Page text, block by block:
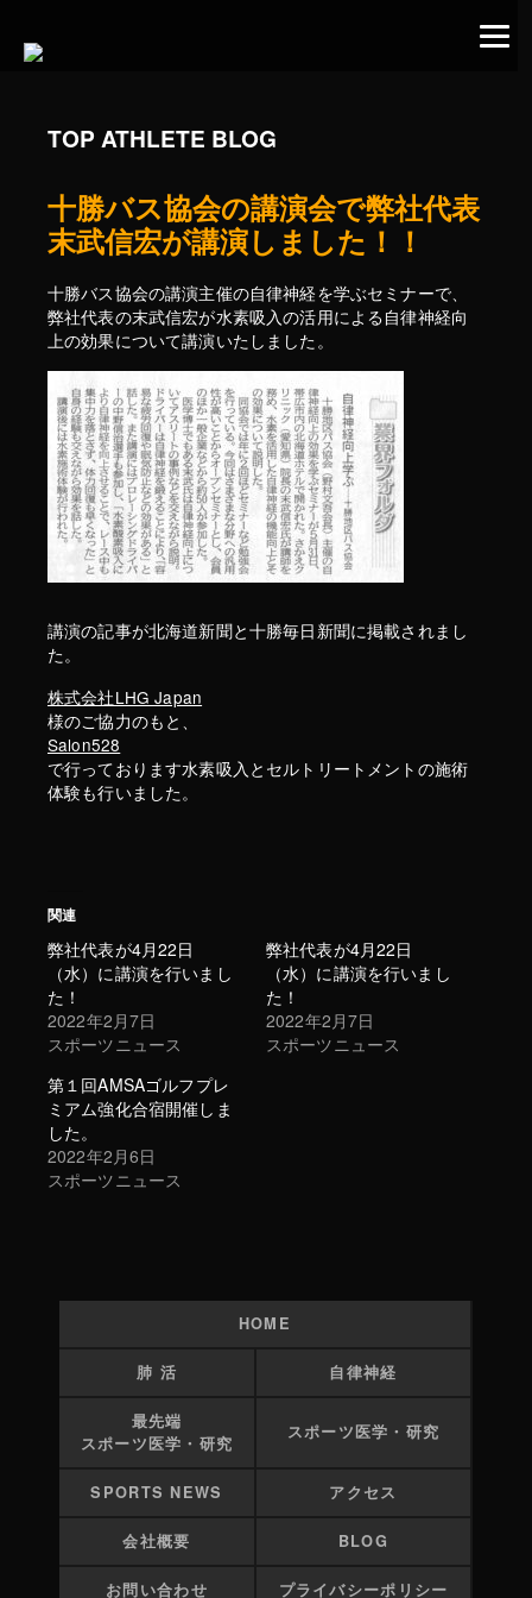
TOP ATHLETE BLOG
十勝バス協会の講演会で弊社代表
末武信宏が講演しました！！
十勝バス協会の講演主催の自律神経を学ぶセミナーで、
弊社代表の末武信宏が水素吸入の活用による自律神経向
上の効果について講演いたしました。
講演の記事が北海道新聞と十勝毎日新聞に掲載されまし
た。
株式会社LHG Japan
様のご協力のもと、
Salon528
で行っております水素吸入とセルトリートメントの施術
体験も行いました。
関連
弊社代表が4月22日
（水）に講演を行いまし
た！
2022年2月7日
スポーツニュース
弊社代表が4月22日
（水）に講演を行いまし
た！
2022年2月7日
スポーツニュース
第１回AMSAゴルフプレ
ミアム強化合宿開催しま
した。
2022年2月6日
スポーツニュース
HOME
肺 活 自律神経
最先端
スポーツ医学・研究
スポーツ医学・研究
SPORTS NEWS アクセス
会社概要 BLOG
お問い合わせ プライバシーポリシー